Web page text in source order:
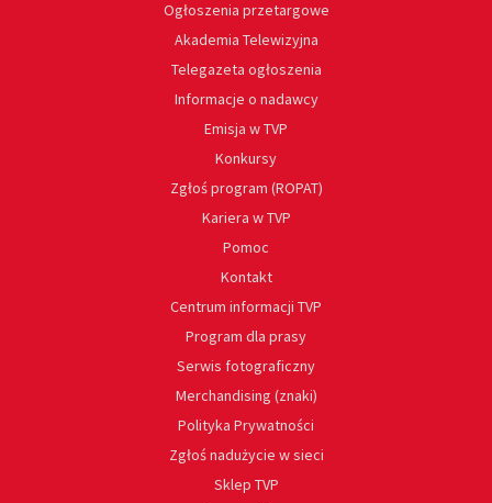
Ogłoszenia przetargowe
Akademia Telewizyjna
Telegazeta ogłoszenia
Informacje o nadawcy
Emisja w TVP
Konkursy
Zgłoś program (ROPAT)
Kariera w TVP
Pomoc
Kontakt
Centrum informacji TVP
Program dla prasy
Serwis fotograficzny
Merchandising (znaki)
Polityka Prywatności
Zgłoś nadużycie w sieci
Sklep TVP